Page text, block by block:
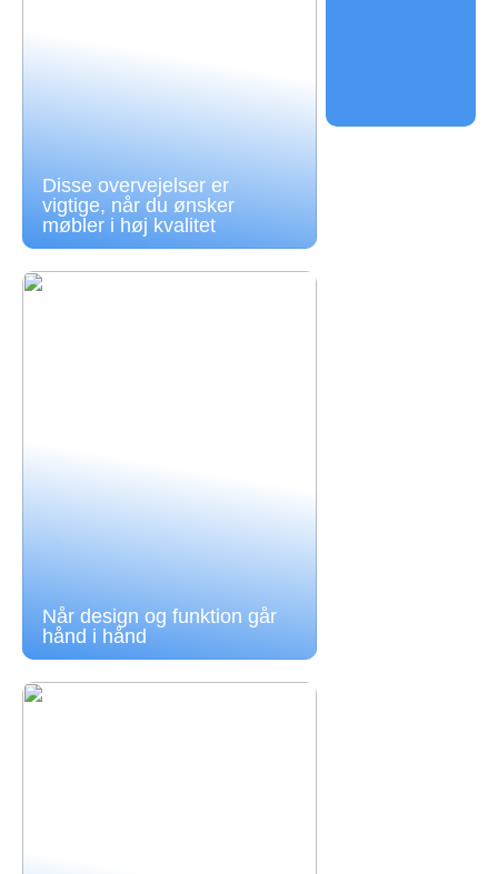
Disse overvejelser er
vigtige, når du ønsker
møbler i høj kvalitet
Når design og funktion går
hånd i hånd